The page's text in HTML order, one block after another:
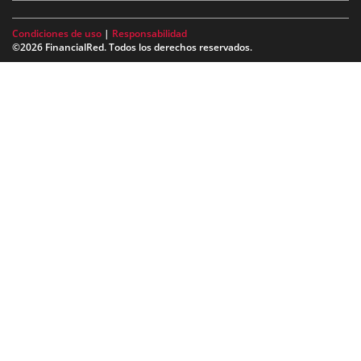
Condiciones de uso | Responsabilidad
©2026 FinancialRed. Todos los derechos reservados.